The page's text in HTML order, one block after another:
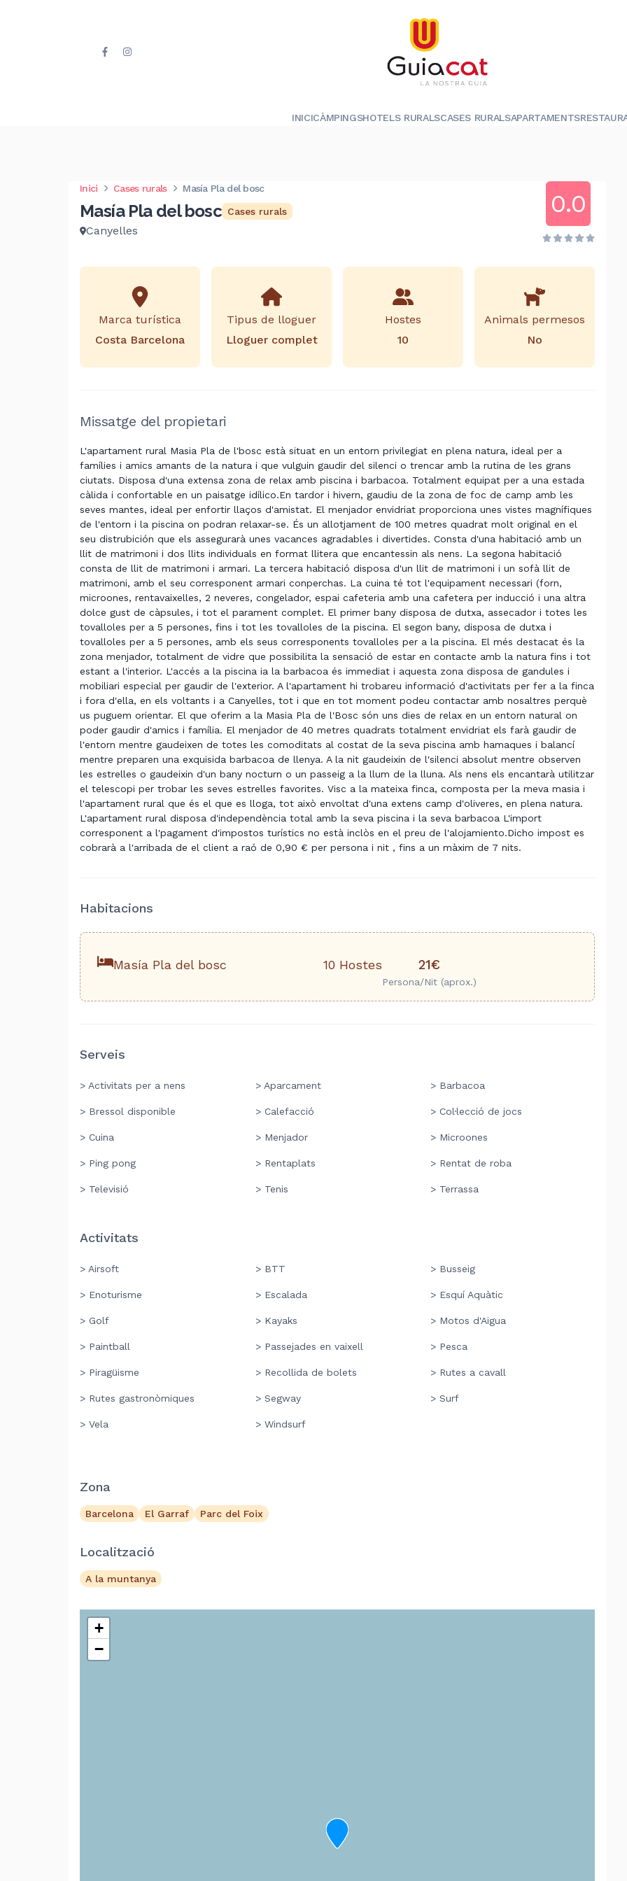
INICICÀMPINGSHOTELS RURALSCASES RURALSAPARTAMENTS
Inici Cases rurals Masía Pla del bosc
Masía Pla del bosc Cases rurals
Canyelles
0.0
Marca turística
Costa Barcelona
Tipus de lloguer
Lloguer complet
Hostes
10
Animals permesos
No
Missatge del propietari
L'apartament rural Masia Pla de l'bosc està situat en un entorn privilegiat en plena natura, ideal per a
famílies i amics amants de la natura i que vulguin gaudir del silenci o trencar amb la rutina de les grans
ciutats. Disposa d'una extensa zona de relax amb piscina i barbacoa. Totalment equipat per a una estada
càlida i confortable en un paisatge idílico.En tardor i hivern, gaudiu de la zona de foc de camp amb les
seves mantes, ideal per enfortir llaços d'amistat. El menjador envidriat proporciona unes vistes magnífiques
de l'entorn i la piscina on podran relaxar-se. És un allotjament de 100 metres quadrat molt original en el
seu distrubición que els assegurarà unes vacances agradables i divertides. Consta d'una habitació amb un
llit de matrimoni i dos llits individuals en format llitera que encantessin als nens. La segona habitació
consta de llit de matrimoni i armari. La tercera habitació disposa d'un llit de matrimoni i un sofà llit de
matrimoni, amb el seu corresponent armari conperchas. La cuina té tot l'equipament necessari (forn,
microones, rentavaixelles, 2 neveres, congelador, espai cafeteria amb una cafetera per inducció i una altra
dolce gust de càpsules, i tot el parament complet. El primer bany disposa de dutxa, assecador i totes les
tovalloles per a 5 persones, fins i tot les tovalloles de la piscina. El segon bany, disposa de dutxa i
tovalloles per a 5 persones, amb els seus corresponents tovalloles per a la piscina. El més destacat és la
zona menjador, totalment de vidre que possibilita la sensació de estar en contacte amb la natura fins i tot
estant a l'interior. L'accés a la piscina ia la barbacoa és immediat i aquesta zona disposa de gandules i
mobiliari especial per gaudir de l'exterior. A l'apartament hi trobareu informació d'activitats per fer a la finca
i fora d'ella, en els voltants i a Canyelles, tot i que en tot moment podeu contactar amb nosaltres perquè
us puguem orientar. El que oferim a la Masia Pla de l'Bosc són uns dies de relax en un entorn natural on
poder gaudir d'amics i família. El menjador de 40 metres quadrats totalment envidriat els farà gaudir de
l'entorn mentre gaudeixen de totes les comoditats al costat de la seva piscina amb hamaques i balancí
mentre preparen una exquisida barbacoa de llenya. A la nit gaudeixin de l'silenci absolut mentre observen
les estrelles o gaudeixin d'un bany nocturn o un passeig a la llum de la lluna. Als nens els encantarà utilitzar
el telescopi per trobar les seves estrelles favorites. Visc a la mateixa finca, composta per la meva masia i
l'apartament rural que és el que es lloga, tot això envoltat d'una extens camp d'oliveres, en plena natura.
L'apartament rural disposa d'independència total amb la seva piscina i la seva barbacoa L'import
corresponent a l'pagament d'impostos turístics no està inclòs en el preu de l'alojamiento.Dicho impost es
cobrarà a l'arribada de el client a raó de 0,90 € per persona i nit , fins a un màxim de 7 nits.
Habitacions
Masía Pla del bosc 10 Hostes 21€
Persona/Nit (aprox.)
Serveis
> Activitats per a nens > Aparcament > Barbacoa
> Bressol disponible > Calefacció > Col·lecció de jocs
> Cuina > Menjador > Microones
> Ping pong > Rentaplats > Rentat de roba
> Televisió > Tenis > Terrassa
Activitats
> Airsoft > BTT > Busseig
> Enoturisme > Escalada > Esquí Aquàtic
> Golf > Kayaks > Motos d'Aigua
> Paintball > Passejades en vaixell > Pesca
> Piragüisme > Recollida de bolets > Rutes a cavall
> Rutes gastronòmiques > Segway > Surf
> Vela > Windsurf
Zona
Barcelona El Garraf Parc del Foix
Localització
A la muntanya
+
−